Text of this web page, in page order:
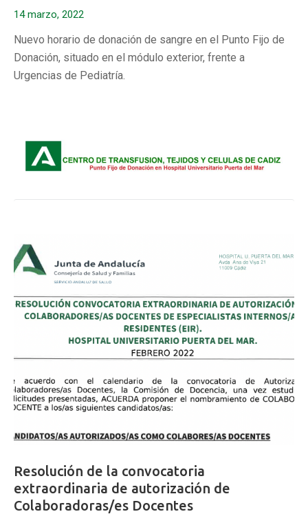
14 marzo, 2022
Nuevo horario de donación de sangre en el Punto Fijo de
Donación, situado en el módulo exterior, frente a
Urgencias de Pediatría.
Resolución de la convocatoria
extraordinaria de autorización de
Colaboradoras/es Docentes